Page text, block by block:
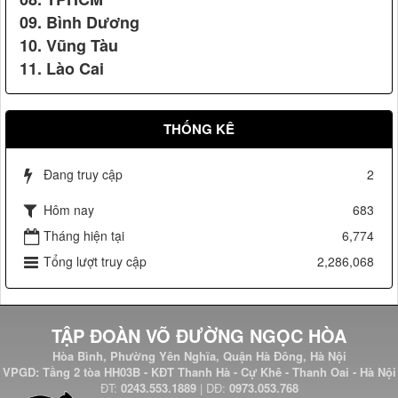
Võ Đường Ngọc Hòa bảo vệ đ/c Hồ Đức Việt Ủy viên Bộ
Vệ sỹ Võ Đường Ngọc Hòa bảo vệ Đ/c phó chủ tịch nước
Nguyễn Thị Doan(2007)
Cúp sen vàng Việt Nam
09. Bình Dương
10. Vũng Tàu
11. Lào Cai
THỐNG KÊ
Đang truy cập
2
Hôm nay
683
Tháng hiện tại
6,774
Tổng lượt truy cập
2,286,068
TẬP ĐOÀN VÕ ĐƯỜNG NGỌC HÒA
Hòa Bình, Phường Yên Nghĩa, Quận Hà Đông, Hà Nội
VPGD: Tầng 2 tòa HH03B - KĐT Thanh Hà - Cự Khê - Thanh Oai - Hà Nội
ĐT: 0243.553.1889| DĐ: 0973.053.768